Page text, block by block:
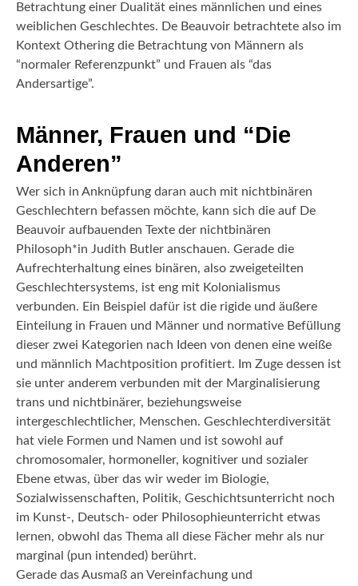
Betrachtung einer Dualität eines männlichen und eines
weiblichen Geschlechtes. De Beauvoir betrachtete also im
Kontext Othering die Betrachtung von Männern als
“normaler Referenzpunkt” und Frauen als “das
Andersartige”.
Männer, Frauen und “Die
Anderen”
Wer sich in Anknüpfung daran auch mit nichtbinären
Geschlechtern befassen möchte, kann sich die auf De
Beauvoir aufbauenden Texte der nichtbinären
Philosoph*in Judith Butler anschauen. Gerade die
Aufrechterhaltung eines binären, also zweigeteilten
Geschlechtersystems, ist eng mit Kolonialismus
verbunden. Ein Beispiel dafür ist die rigide und äußere
Einteilung in Frauen und Männer und normative Befüllung
dieser zwei Kategorien nach Ideen von denen eine weiße
und männlich Machtposition profitiert. Im Zuge dessen ist
sie unter anderem verbunden mit der Marginalisierung
trans und nichtbinärer, beziehungsweise
intergeschlechtlicher, Menschen. Geschlechterdiversität
hat viele Formen und Namen und ist sowohl auf
chromosomaler, hormoneller, kognitiver und sozialer
Ebene etwas, über das wir weder im Biologie,
Sozialwissenschaften, Politik, Geschichtsunterricht noch
im Kunst-, Deutsch- oder Philosophieunterricht etwas
lernen, obwohl das Thema all diese Fächer mehr als nur
marginal (pun intended) berührt.
Gerade das Ausmaß an Vereinfachung und